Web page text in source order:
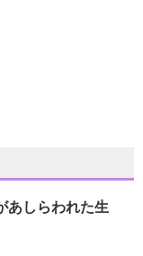
あしらわれた生